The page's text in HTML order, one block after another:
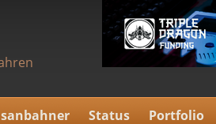
Status Portfolio